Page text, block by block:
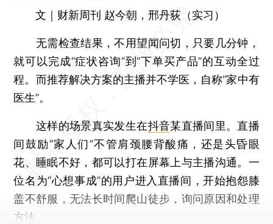
文｜财新周刊 赵今朝，邢丹荻（实习）
无需检查结果，不用望闻问切，只要几分钟，
就可以完成“症状咨询”到“下单买产品”的互动全过
程。而推荐解决方案的主播并不学医，自称“家中有
医生”。
这样的场景真实发生在抖音某直播间里。直播
间鼓励“家人们”不管肩颈腰背酸痛，还是头昏眼
花、睡眠不好，都可以打在屏幕上与主播沟通。一
位名为“心想事成”的用户进入直播间，开始抱怨膝
盖不舒服，无法长时间爬山徒步，询问原因和处理
方法。